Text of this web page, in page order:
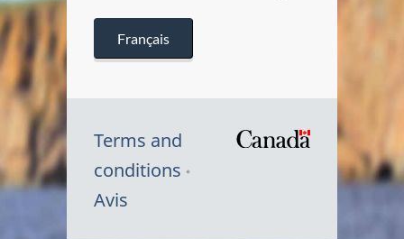
Français
Terms and
conditions
Avis
Symbole